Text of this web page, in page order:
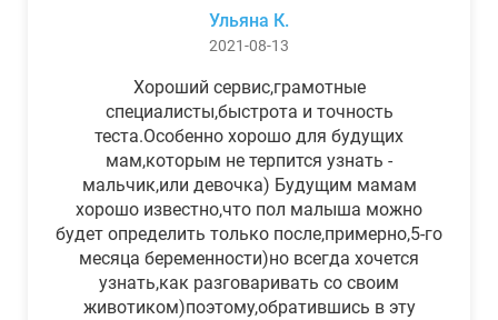
Ульяна К.
2021-08-13
Хороший сервис,грамотные
специалисты,быстрота и точность
теста.Особенно хорошо для будущих
мам,которым не терпится узнать -
мальчик,или девочка) Будущим мамам
хорошо известно,что пол малыша можно
будет определить только после,примерно,5-го
месяца беременности)но всегда хочется
узнать,как разговаривать со своим
животиком)поэтому,обратившись в эту